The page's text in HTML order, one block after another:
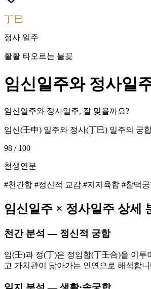
丁巳
정사 일주
활활 타오르는 불꽃
임신일주와 정사일
임신일주와 정사일주, 잘 맞을까요?
임신(壬申) 일주와 정사(丁巳) 일주의 궁
98 / 100
천생연분
#천간합 #정신적 교감 #지지육합 #찰떡
임신일주 × 정사일주 상세
천간 분석 — 정신적 궁합
임(壬)과 정(丁)은 정임합(丁壬合)을 이
고 가치관이 닮아가는 인연으로 해석합니